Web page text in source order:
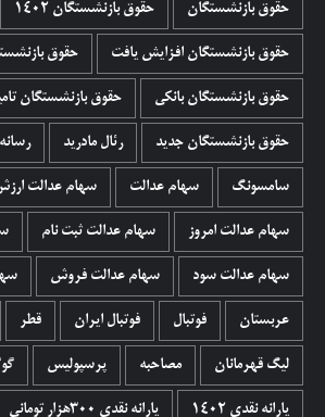
حقوق بازنشستگان حقوق بازنشستگان 1402
حقوق بازنشستگان افزایش یافت حقوق
حقوق بازنشستگان بانکی حقوق بازنشستگان
حقوق بازنشستگان جدید رئال مادرید رسانه
سامسونگ سهام عدالت سهام عدالت
سهام عدالت امروز سهام عدالت ثبت نام
سهام عدالت سود سهام عدالت فروش
عربستان فوتبال فوتبال ایران قطر
لیگ قهرمانان مصاحبه پرسپولیس
یارانه نقدی 1402 یارانه نقدی ۳۰۰هزار تومانی